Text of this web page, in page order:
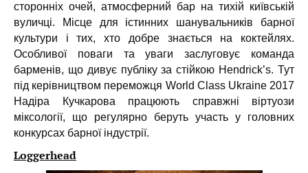
сторонніх очей, атмосферний бар на тихій київській
вуличці. Місце для істинних шанувальників барної
культури і тих, хто добре знається на коктейлях.
Особливої поваги та уваги заслуговує команда
барменів, що дивує публіку за стійкою Hendrick’s. Тут
під керівництвом переможця World Class Ukraine 2017
Надіра Кучкарова працюють справжні віртуози
міксології, що регулярно беруть участь у головних
конкурсах барної індустрії.
Loggerhead